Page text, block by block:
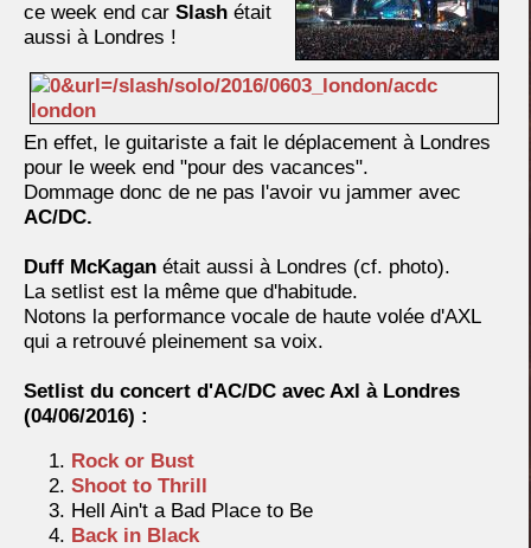
ce week end car Slash était
aussi à Londres !
En effet, le guitariste a fait le déplacement à Londres
pour le week end "pour des vacances".
Dommage donc de ne pas l'avoir vu jammer avec
AC/DC.
Duff McKagan était aussi à Londres (cf. photo).
La setlist est la même que d'habitude.
Notons la performance vocale de haute volée d'AXL
qui a retrouvé pleinement sa voix.
Setlist du concert d'AC/DC avec Axl à Londres
(04/06/2016) :
Rock or Bust
Shoot to Thrill
Hell Ain't a Bad Place to Be
Back in Black